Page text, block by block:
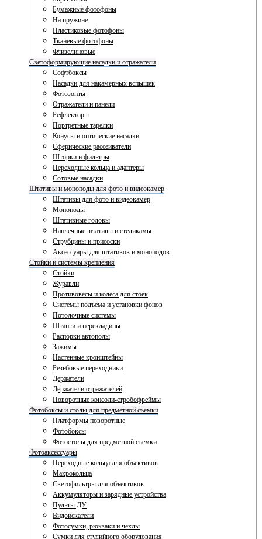
Бумажные фотофоны
На пружине
Пластиковые фотофоны
Тканевые фотофоны
Флизелиновые
Светоформирующие насадки и отражатели
Софтбоксы
Насадки для накамерных вспышек
Фотозонты
Отражатели и панели
Рефлекторы
Портретные тарелки
Конусы и оптические насадки
Сферические рассеиватели
Шторки и фильтры
Переходные кольца и адаптеры
Сотовые насадки
Штативы и моноподы для фото и видеокамер
Штативы для фото и видеокамер
Моноподы
Штативные головы
Наплечные штативы и стедикамы
Струбцины и присоски
Аксессуары для штативов и моноподов
Стойки и системы крепления
Стойки
Журавли
Противовесы и колеса для стоек
Системы подъема и установки фонов
Потолочные системы
Штанги и перекладины
Распорки автополы
Зажимы
Настенные кронштейны
Резьбовые переходники
Держатели
Держатели отражателей
Поворотные консоли-стробофреймы
Фотобоксы и столы для предметной съемки
Платформы поворотные
Фотобоксы
Фотостолы для предметной съемки
Фотоаксессуары
Переходные кольца для объективов
Макрокольца
Светофильтры для объективов
Аккумуляторы и зарядные устройства
Пульты ДУ
Видоискатели
Фотосумки, рюкзаки и чехлы
Сумки для студийного оборудования